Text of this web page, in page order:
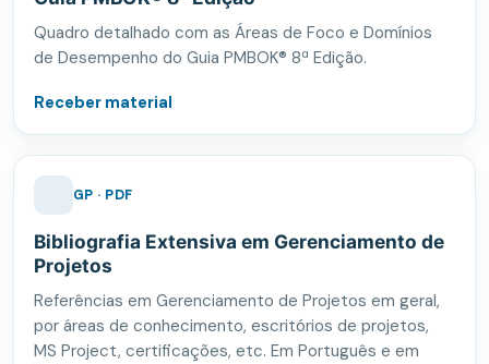
Quadro detalhado com as Áreas de Foco e Domínios
de Desempenho do Guia PMBOK® 8ª Edição.
Receber material
GP · PDF
Bibliografia Extensiva em Gerenciamento de
Projetos
Referências em Gerenciamento de Projetos em geral,
por áreas de conhecimento, escritórios de projetos,
MS Project, certificações, etc. Em Português e em